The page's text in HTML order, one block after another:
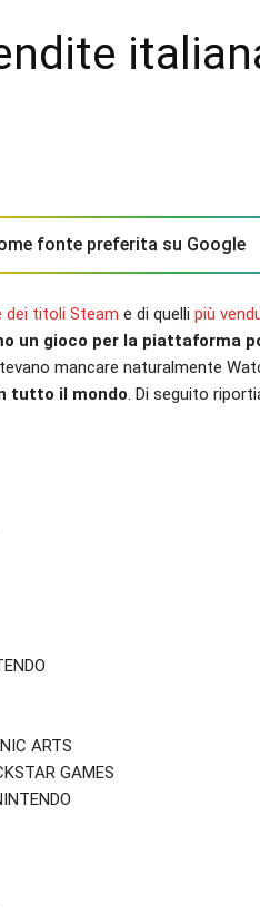
fonte preferita su Google
dei titoli Steam e di quelli più
un gioco per la piattaforma
mancare naturalmente
tutto il mondo. Di seguito
ARTS
GAMES